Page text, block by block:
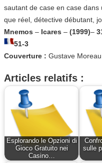
sautant de case en case
que réel, détective débutant,
Mnemos – Icares – (1999)–
51-3
Couverture : Gustave Moreau
Articles relatifs :
Esplorando le Opzioni di
Gioco Gratuito nei
Casino…
sulle